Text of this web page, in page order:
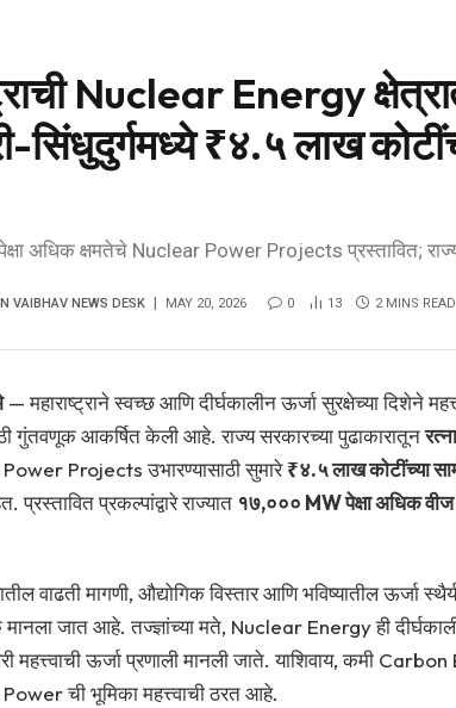
Nuclear Energy
सिंधुदुर्गमध्ये ₹४.५ लाख
अधिक क्षमतेचे Nuclear Power Projects प्रस्तावित;
VAIBHAV NEWS DESK MAY 20, 2026 0 13 2 MINS READ
— महाराष्ट्राने स्वच्छ आणि दीर्घकालीन ऊर्जा सुरक्षेच्या दिशेने
गुंतवणूक आकर्षित केली आहे. राज्य सरकारच्या पुढाकारातून
Projects उभारण्यासाठी सुमारे₹४.५ लाख कोटींच्या
प्रकल्पांद्वारे राज्यात १७,००० MW पेक्षा अधिक वीज
वाढती मागणी, औद्योगिक विस्तार आणि भविष्यातील ऊर्जा
मानला जात आहे. तज्ज्ञांच्या मते, Nuclear Energy ही
महत्त्वाची ऊर्जा प्रणाली मानली जाते. याशिवाय, कमी
ची भूमिका महत्त्वाची ठरत आहे.